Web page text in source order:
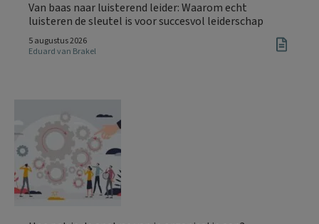
Van baas naar luisterend leider: Waarom echt
luisteren de sleutel is voor succesvol leiderschap
5 augustus 2026
Eduard van Brakel